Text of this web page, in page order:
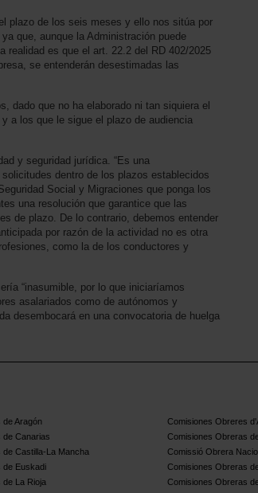
plazo de los seis meses y ello nos sitúa por
que, aunque la Administración puede
realidad es que el art. 22.2 del RD 402/2025
se entenderán desestimadas las
dado que no ha elaborado ni tan siquiera el
a los que le sigue el plazo de audiencia
y seguridad jurídica. “Es una
dentro de los plazos establecidos
Social y Migraciones que ponga los
una resolución que garantice que las
de plazo. De lo contrario, debemos entender
por razón de la actividad no es otra
como la de los conductores y
“inasumible, por lo que iniciaríamos
asalariados como de autónomos y
desembocará en una convocatoria de huelga
Aragón
Comisiones Obreres
de Canarias
Comisiones Obreras
Castilla-La Mancha
Comissió Obrera
de Euskadi
Comisiones Obreras
La Rioja
Comisiones Obreras